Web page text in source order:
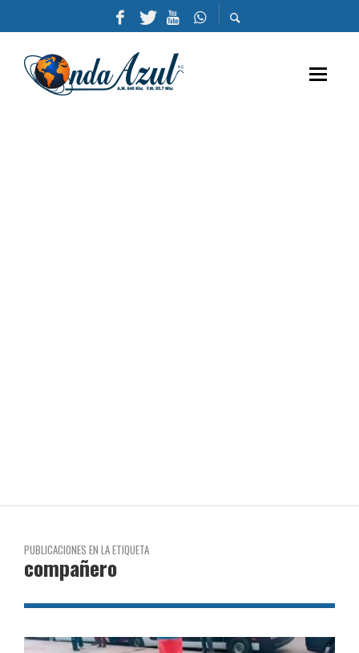
PUBLICACIONES EN LA ETIQUETA
compañero